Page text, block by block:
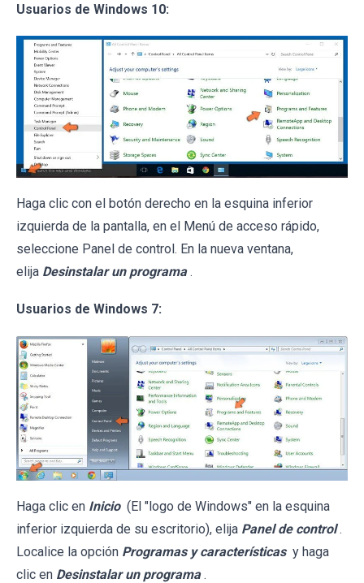
Usuarios de Windows 10:
Haga clic con el botón derecho en la esquina inferior
izquierda de la pantalla, en el Menú de acceso rápido,
seleccione Panel de control. En la nueva ventana,
elija Desinstalar un programa .
Usuarios de Windows 7:
Haga clic en Inicio (El "logo de Windows" en la esquina
inferior izquierda de su escritorio), elija Panel de control .
Localice la opción Programas y características y haga
clic en Desinstalar un programa .